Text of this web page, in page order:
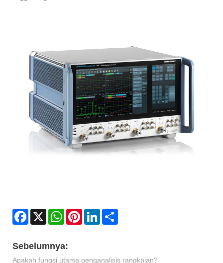
Facebook
X WhatsAppPinterestLinkedIn
Sebelumnya:
Apakah fungsi utama penganalisis rangkaian?